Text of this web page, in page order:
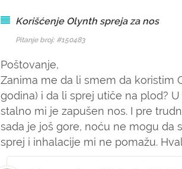
Korišćenje Olynth spreja za nos
Pitanje broj: #150483
Poštovanje,
Zanima me da li smem da koristim
godina) i da li sprej utiče na plod? U
stalno mi je zapušen nos. I pre
sada je još gore, noću ne mogu da
sprej i inhalacije mi ne pomažu.